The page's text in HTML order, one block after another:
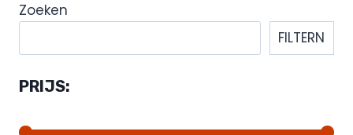
Zoeken
FILTERN
PRIJS: